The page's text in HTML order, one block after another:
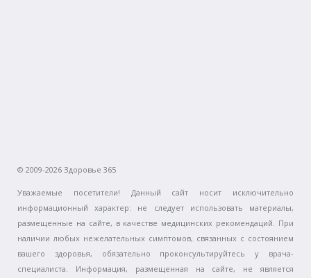
© 2009-2026 Здоровье 365
Уважаемые посетители! Данный сайт носит исключительно
информационный характер: не следует использовать материалы,
размещенные на сайте, в качестве медицинских рекомендаций. При
наличии любых нежелательных симптомов, связанных с состоянием
вашего здоровья, обязательно проконсультируйтесь у врача-
специалиста. Информация, размещенная на сайте, не является